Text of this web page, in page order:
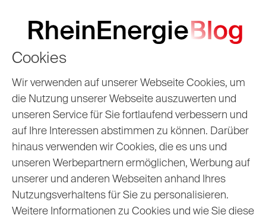
Cookies
Wir verwenden auf unserer Webseite Cookies, um
die Nutzung unserer Webseite auszuwerten und
unseren Service für Sie fortlaufend verbessern und
auf Ihre Interessen abstimmen zu können. Darüber
hinaus verwenden wir Cookies, die es uns und
unseren Werbepartnern ermöglichen, Werbung auf
unserer und anderen Webseiten anhand Ihres
Nutzungsverhaltens für Sie zu personalisieren.
Weitere Informationen zu Cookies und wie Sie diese
Unser Blogarchiv